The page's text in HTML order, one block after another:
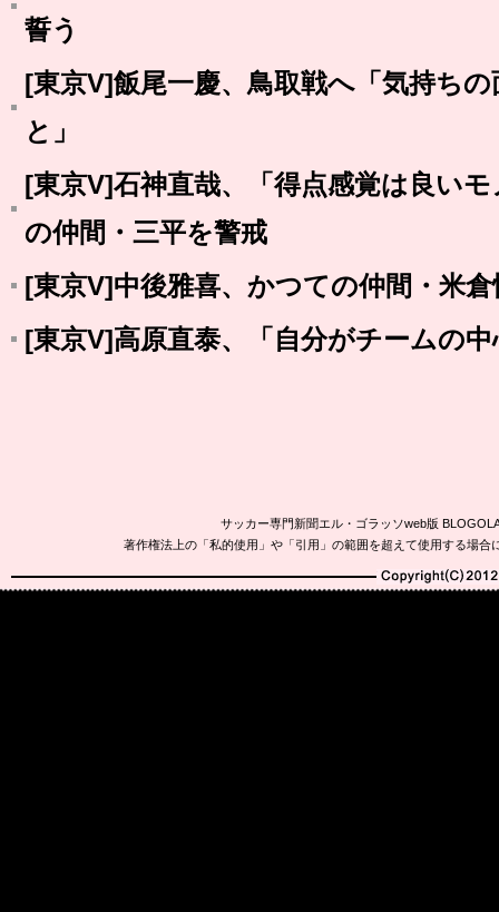
誓う
[東京V]飯尾一慶、鳥取戦へ「気持ち
と」
[東京V]石神直哉、「得点感覚は良い
の仲間・三平を警戒
[東京V]中後雅喜、かつての仲間・米
[東京V]高原直泰、「自分がチームの
サッカー専門新聞エル・ゴラッソweb版
著作権法上の「私的使用」や「引用」の範囲を超えて使用する場
Copyright(C)2010-